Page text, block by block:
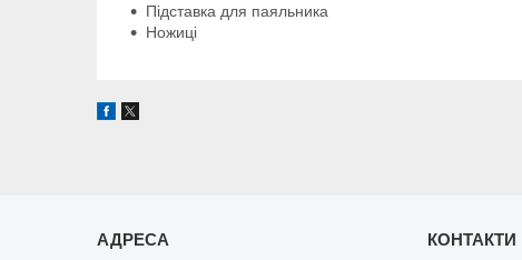
Підставка для паяльника
Ножиці